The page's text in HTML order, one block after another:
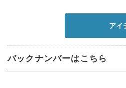
アイ
バックナンバーはこちら